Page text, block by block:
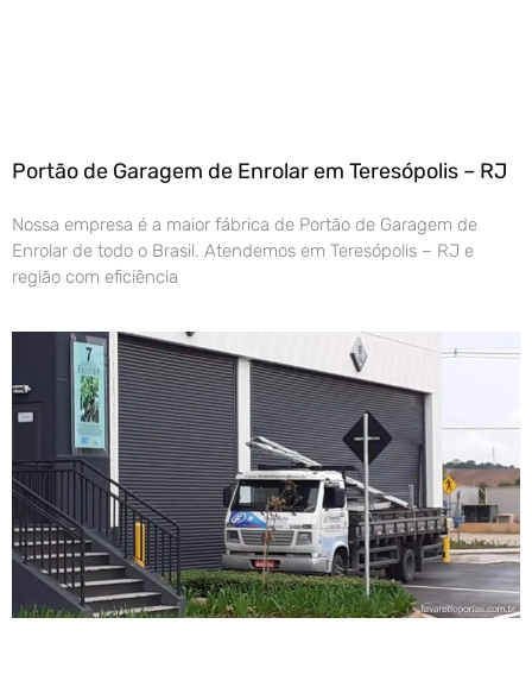
Portão de Garagem de Enrolar em Teresópolis – RJ
Nossa empresa é a maior fábrica de Portão de Garagem de
Enrolar de todo o Brasil. Atendemos em Teresópolis – RJ e
região com eficiência